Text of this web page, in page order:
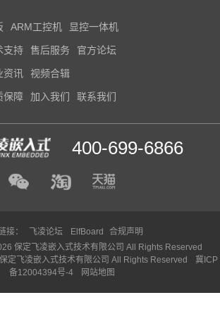
ARM工控机 显控一体机
支持 售后服务 官方论坛
资讯 视频合辑
保障 加入我们 联系我们
400-699-6866
接： 飞凌论坛 ElfBoard
合规声明
保定飞凌嵌入式技术有限公司 All Rights Reserved
定飞凌嵌入式技术有限公司 All Rights Reserved
冀ICP
备12004394号-4
网站地图